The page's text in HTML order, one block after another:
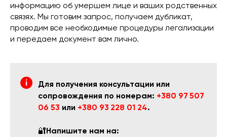
информацию об умершем лице и ваших родственных
связях. Мы готовим запрос, получаем дубликат,
проводим все необходимые процедуры легализации
и передаем документ вам лично.
Для получения консультации или
сопровождения по номерам: +380 97 507
06 53 или +380 93 228 01 24.
🔐Напишите нам на: